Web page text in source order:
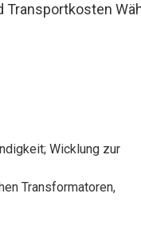
Transportkosten
Wicklung zur
Transformatoren,